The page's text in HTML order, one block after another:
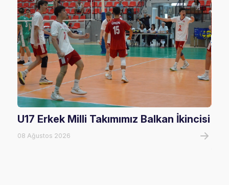
U17 Erkek Milli Takımımız Balkan İkincisi
08 Ağustos 2026